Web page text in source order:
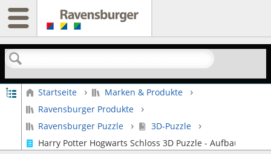
Suchen
Globale Hierarchie auf- und zuklappen
Startseite
Marken & Produkte
Ravensburger Produkte
Ravensburger Puzzle
3D-Puzzle
Harry Potter Hogwarts Schloss 3D Puzzle -